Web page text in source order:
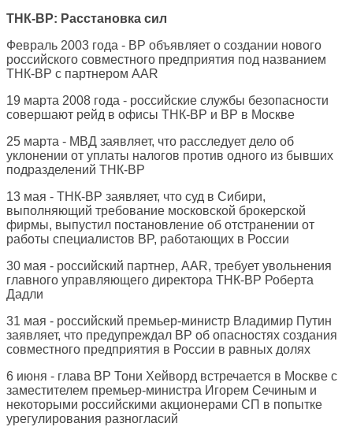
ТНК-BP: Расстановка сил
Февраль 2003 года - BP объявляет о создании нового
российского совместного предприятия под названием
ТНК-BP с партнером AAR
19 марта 2008 года - российские службы безопасности
совершают рейд в офисы ТНК-BP и BP в Москве
25 марта - МВД заявляет, что расследует дело об
уклонении от уплаты налогов против одного из бывших
подразделений ТНК-BP
13 мая - ТНК-BP заявляет, что суд в Сибири,
выполняющий требование московской брокерской
фирмы, выпустил постановление об отстранении от
работы специалистов BP, работающих в России
30 мая - российский партнер, AAR, требует увольнения
главного управляющего директора ТНК-BP Роберта
Дадли
31 мая - российский премьер-министр Владимир Путин
заявляет, что предупреждал BP об опасностях создания
совместного предприятия в России в равных долях
6 июня - глава BP Тони Хейворд встречается в Москве с
заместителем премьер-министра Игорем Сечиным и
некоторыми российскими акционерами СП в попытке
урегулирования разногласий